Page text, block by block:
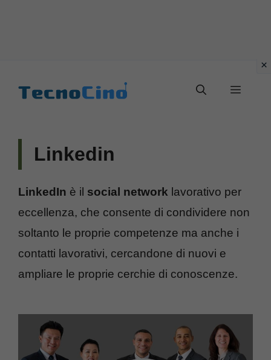
Menu
Linkedin
LinkedIn è il social network lavorativo per
eccellenza, che consente di condividere non
soltanto le proprie competenze ma anche i
contatti lavorativi, cercandone di nuovi e
ampliare le proprie cerchie di conoscenze.